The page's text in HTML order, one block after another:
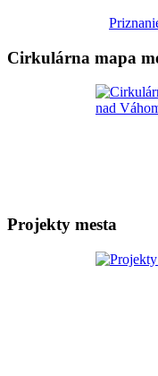
Cirkulárna mapa
Projekty mesta